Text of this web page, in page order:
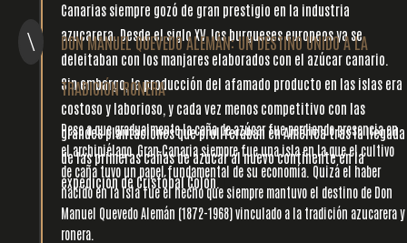
Canarias siempre gozó de gran prestigio en la industria
azucarera. Desde el siglo XV, los burgueses europeos ya se
deleitaban con los manjares elaborados con el azúcar canario.
Sin embargo, la producción del afamado producto en las islas era
costoso y laborioso, y cada vez menos competitivo con las
grandes plantaciones que proliferaban en América tras la llegada
de las primeras cañas de azúcar al nuevo continente en la
expedición de Cristóbal Colón.l
\ DON MANUEL QUEVEDO ALEMÁN: UN DESTINO UNIDO A LA
TRADICIÓN RONERA
Pese a que gradualmente la caña de azúcar fue perdiendo presencia en
el archipiélago, Gran Canaria siempre fue una isla en la que el cultivo
de caña tuvo un papel fundamental de su economía. Quizá el haber
nacido en la isla fue el hecho que siempre mantuvo el destino de Don
Manuel Quevedo Alemán (1872-1968) vinculado a la tradición azucarera y
ronera.